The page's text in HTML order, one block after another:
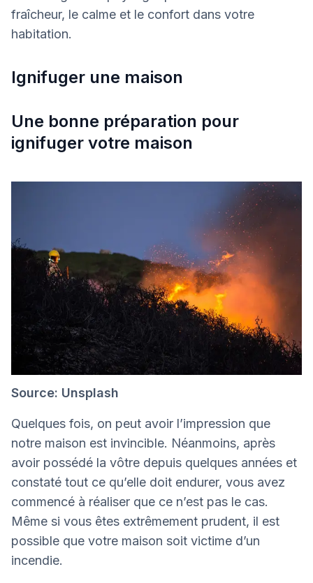
fraîcheur, le calme et le confort dans votre
habitation.
Ignifuger une maison
Une bonne préparation pour
ignifuger votre maison
Source: Unsplash
Quelques fois, on peut avoir l’impression que
notre maison est invincible. Néanmoins, après
avoir possédé la vôtre depuis quelques années et
constaté tout ce qu’elle doit endurer, vous avez
commencé à réaliser que ce n’est pas le cas.
Même si vous êtes extrêmement prudent, il est
possible que votre maison soit victime d’un
incendie.